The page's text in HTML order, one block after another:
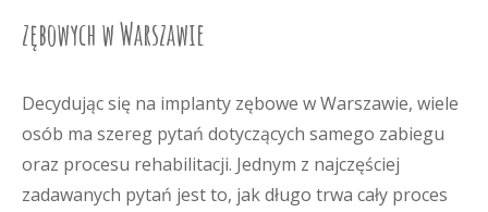
zębowych w Warszawie
Decydując się na implanty zębowe w Warszawie, wiele
osób ma szereg pytań dotyczących samego zabiegu
oraz procesu rehabilitacji. Jednym z najczęściej
zadawanych pytań jest to, jak długo trwa cały proces